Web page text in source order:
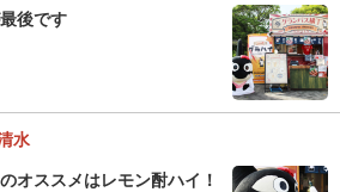
後です
水
オススメはレモン酎ハイ！